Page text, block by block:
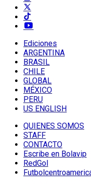
Ediciones
ARGENTINA
BRASIL
CHILE
GLOBAL
MÉXICO
PERU
US ENGLISH
QUIENES SOMOS
STAFF
CONTACTO
Escribe en Bolavip
RedGol